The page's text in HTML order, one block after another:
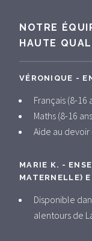
NOTRE
HAUTE
VÉRONIQUE -
Français (8-16
Maths (8-16
Aide au
MARIE K. -
MATERNELLE)
Disponible
alentours de